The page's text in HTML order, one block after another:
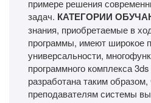
примере решения
задач. КАТЕГОРИИ
знания, приобретаемые в
программы, имеют широкое
универсальности,
программного комплекса
разработана таким
преподавателям системы